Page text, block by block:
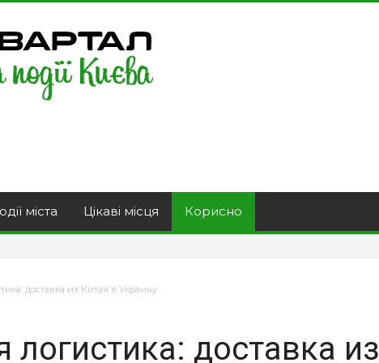
міста Цікаві місця Корисно
доставка из Китая в Украину
доставка из